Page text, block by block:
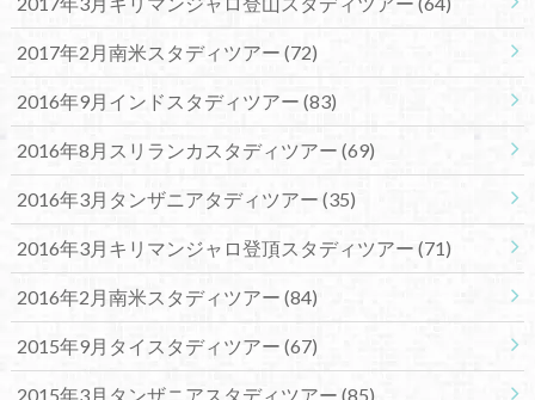
2017年2月南米スタディツアー (72)
2016年9月インドスタディツアー (83)
2016年8月スリランカスタディツアー (69)
2016年3月タンザニアタディツアー (35)
2016年3月キリマンジャロ登頂スタディツアー (71)
2016年2月南米スタディツアー (84)
2015年9月タイスタディツアー (67)
2015年3月タンザニアスタディツアー (85)